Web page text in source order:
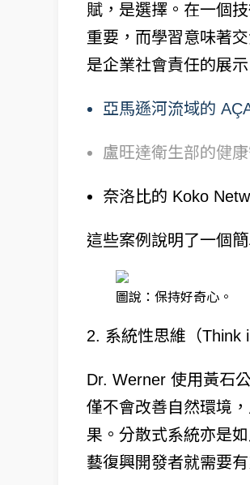
賦，是選擇。在一個
重要，而學習意味著
是企業社會責任的展
亞馬遜河流域的
盧旺達衛生部的健
奈洛比的 Koko
這些案例說明了一個
圖說：保持好奇心。
2. 系統性思維（Think
Dr. Werner 使用黃石
僅不會改善自然環境
果。分散式系統亦是
藝復興開發者就需要